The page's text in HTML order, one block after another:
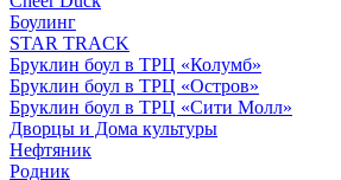
Боулинг
STAR TRACK
Бруклин боул в ТРЦ «Колумб»
Бруклин боул в ТРЦ «Остров»
Бруклин боул в ТРЦ «Сити Молл»
Дворцы и Дома культуры
Нефтяник
Родник